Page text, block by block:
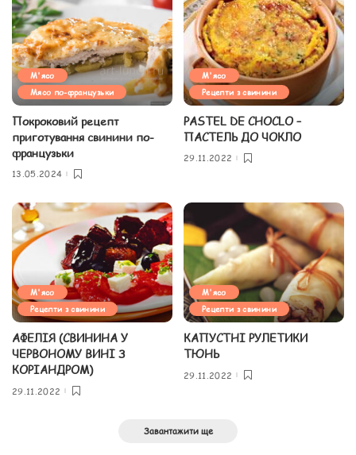
М'ясо
Мясо по-французьки
Покроковий рецепт
приготування свинини по-
французьки
13.05.2024
М'ясо
Рецепти з свинини
PASTEL DE CHOCLO –
ПАСТЕЛЬ ДО ЧОКЛО
29.11.2022
М'ясо
Рецепти з свинини
АФЕЛІЯ (СВИНИНА У
ЧЕРВОНОМУ ВИНІ З
КОРІАНДРОМ)
29.11.2022
М'ясо
Рецепти з свинини
КАПУСТНІ РУЛЕТИКИ
ТЮНЬ
29.11.2022
Завантажити ще